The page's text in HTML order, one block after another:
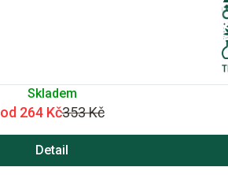
Skladem
od 264 Kč353 Kč
Detail